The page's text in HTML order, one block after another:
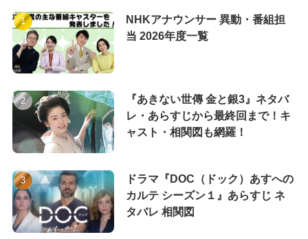
NHKアナウンサー 異動・番組担
当 2026年度一覧
『あきない世傳 金と銀3』ネタバ
レ・あらすじから最終回まで！キ
ャスト・相関図も網羅！
ドラマ『DOC（ドック）あすへの
カルテ シーズン１』あらすじ ネ
タバレ 相関図